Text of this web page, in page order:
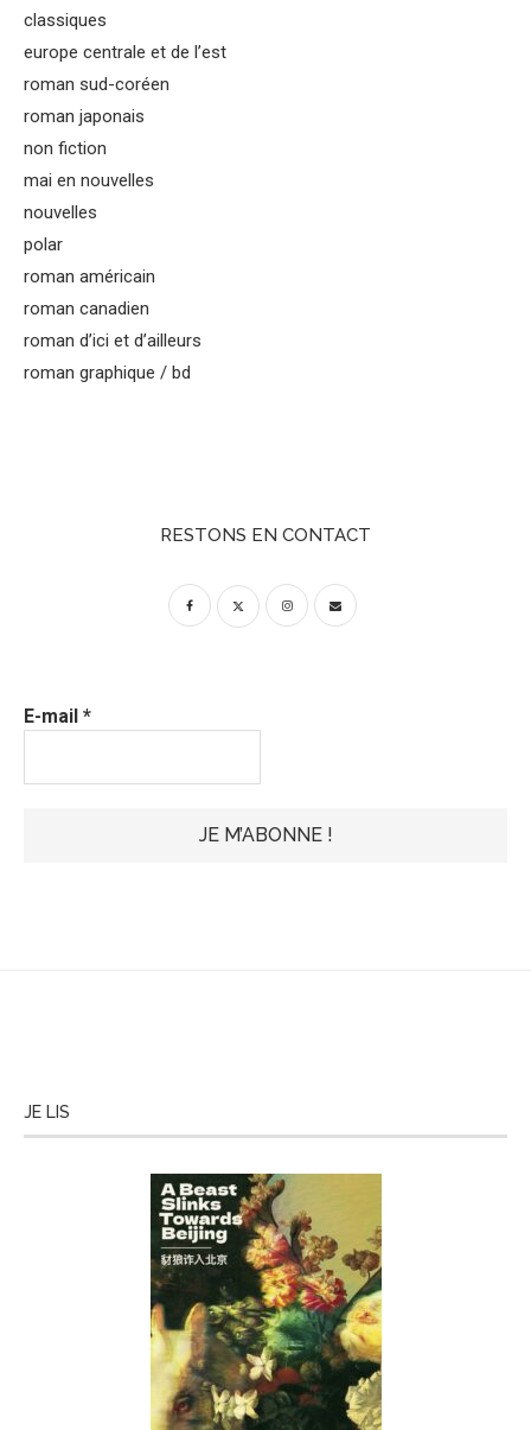
classiques
europe centrale et de l’est
roman sud-coréen
roman japonais
non fiction
mai en nouvelles
nouvelles
polar
roman américain
roman canadien
roman d’ici et d’ailleurs
roman graphique / bd
RESTONS EN CONTACT
E-mail *
JE LIS